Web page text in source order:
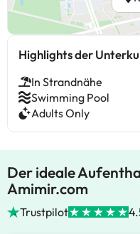
Highlights der
In Strandnähe
Swimming Pool
Adults Only
Der ideale
Amimir.com
Trustpilot